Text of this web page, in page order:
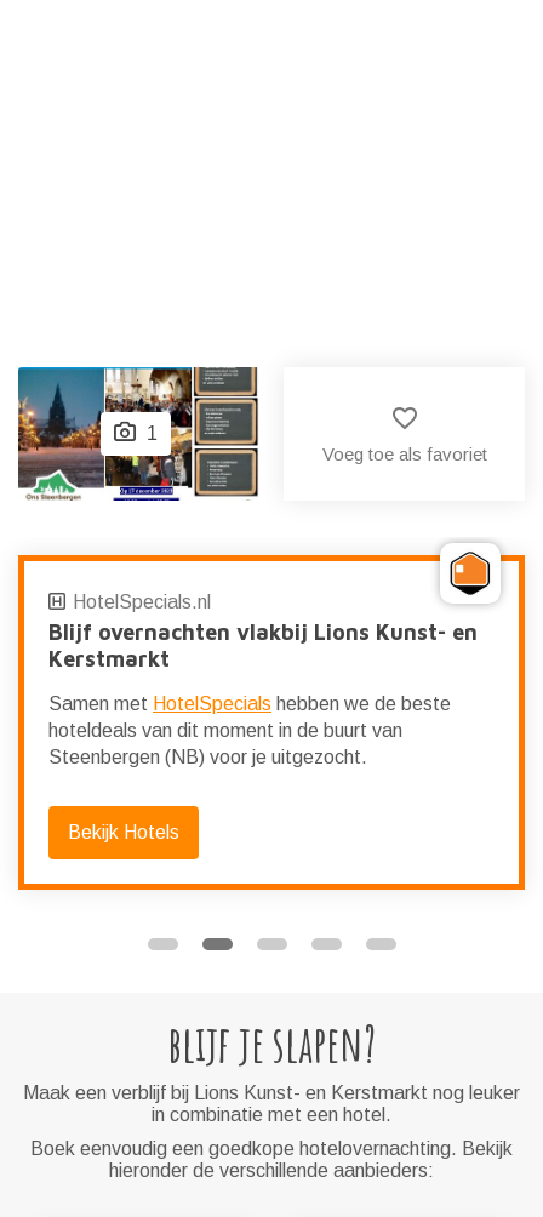
1
favorite_border
Voeg toe als favoriet
HotelSpecials.nl
Blijf overnachten vlakbij Lions Kunst- en
Kerstmarkt
Samen met HotelSpecials hebben we de beste
hoteldeals van dit moment in de buurt van
Steenbergen (NB) voor je uitgezocht.
Bekijk Hotels
blijf je slapen?
Maak een verblijf bij Lions Kunst- en Kerstmarkt nog leuker
in combinatie met een hotel.
Boek eenvoudig een goedkope hotelovernachting. Bekijk
hieronder de verschillende aanbieders: